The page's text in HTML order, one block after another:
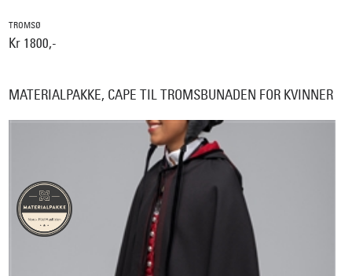
TROMSØ
Kr 1800,-
MATERIALPAKKE, CAPE TIL TROMSBUNADEN FOR KVINNER